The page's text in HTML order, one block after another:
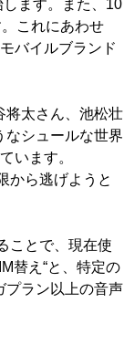
ます。また、10
これにあわせ
バイルブランド
将太さん、池松壮
なシュールな世界
います。
から逃げようと
ことで、現在使
替え“と、特定の
プラン以上の音声